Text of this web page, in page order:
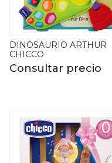
DINOSAURIO ARTHUR
CHICCO
Consultar precio